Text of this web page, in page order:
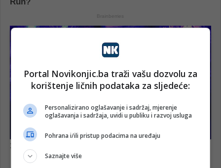
Portal Novikonjic.ba traži vašu dozvolu za
korištenje ličnih podataka za sljedeće:
Personalizirano oglašavanje i sadržaj, mjerenje
oglašavanja i sadržaja, uvidi u publiku i razvoj usluga
Pohrana i/ili pristup podacima na uređaju
Saznajte više